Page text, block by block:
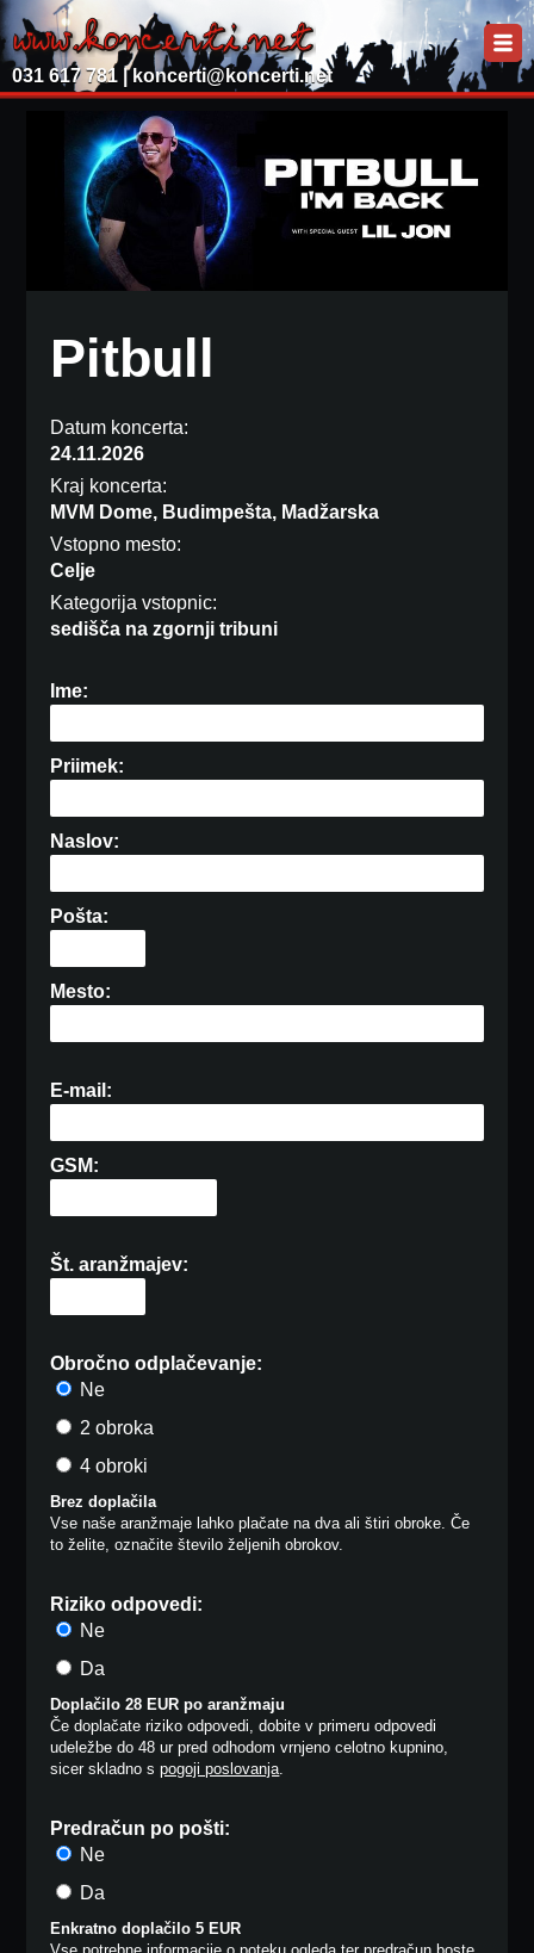
031 617 781 | koncerti@koncerti.net
Pitbull
Datum koncerta:
24.11.2026
Kraj koncerta:
MVM Dome, Budimpešta, Madžarska
Vstopno mesto:
Celje
Kategorija vstopnic:
sedišča na zgornji tribuni
Ime:
Priimek:
Naslov:
Pošta:
Mesto:
E-mail:
GSM:
Št. aranžmajev:
Obročno odplačevanje:
Ne
2 obroka
4 obroki
Brez doplačila
Vse naše aranžmaje lahko plačate na dva ali štiri obroke. Če
to želite, označite število željenih obrokov.
Riziko odpovedi:
Ne
Da
Doplačilo 28 EUR po aranžmaju
Če doplačate riziko odpovedi, dobite v primeru odpovedi
udeležbe do 48 ur pred odhodom vrnjeno celotno kupnino,
sicer skladno spogoji poslovanja.
Predračun po pošti:
Ne
Da
Enkratno doplačilo 5 EUR